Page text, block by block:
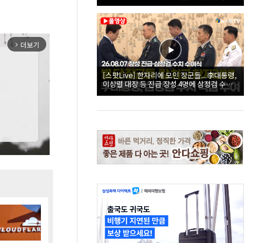
arrow_forward_ios 더보기
[스팟Live] 한자리에 모인 장군들...李대통령,
이상렬 대장 등 진급 장성 4명에 삼정검 수치
직접 수여｜26.08.07 장성 진급·삼정검 수치